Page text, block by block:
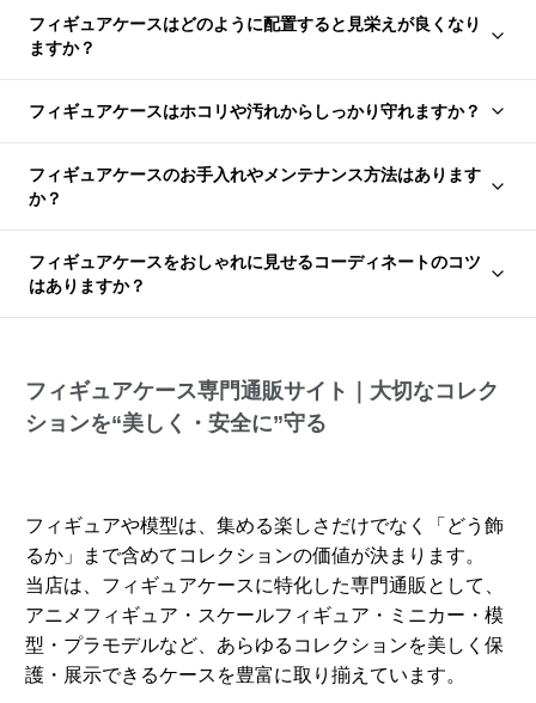
フィギュアケースはどのように配置すると見栄えが良くなり
ますか？
フィギュアケースはホコリや汚れからしっかり守れますか？
フィギュアケースのお手入れやメンテナンス方法はあります
か？
フィギュアケースをおしゃれに見せるコーディネートのコツ
はありますか？
フィギュアケース専門通販サイト｜大切なコレク
ションを“美しく・安全に”守る
フィギュアや模型は、集める楽しさだけでなく「どう飾
るか」まで含めてコレクションの価値が決まります。
当店は、フィギュアケースに特化した専門通販として、
アニメフィギュア・スケールフィギュア・ミニカー・模
型・プラモデルなど、あらゆるコレクションを美しく保
護・展示できるケースを豊富に取り揃えています。